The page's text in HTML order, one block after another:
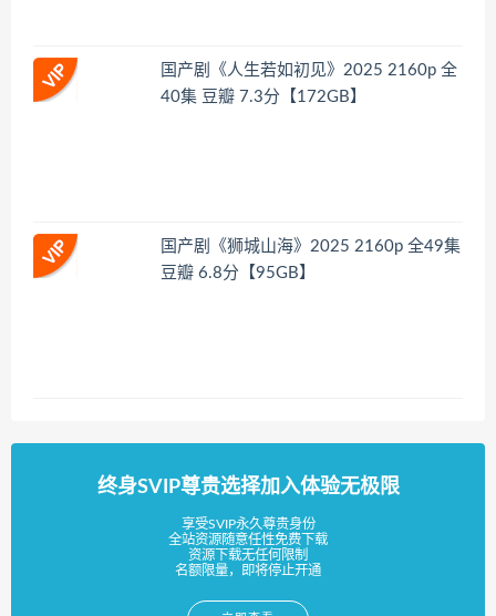
国产剧《人生若如初见》2025 2160p 全
40集 豆瓣 7.3分【172GB】
国产剧《狮城山海》2025 2160p 全49集
豆瓣 6.8分【95GB】
终身SVIP尊贵选择加入体验无极限
享受SVIP永久尊贵身份
全站资源随意任性免费下载
资源下载无任何限制
名额限量，即将停止开通